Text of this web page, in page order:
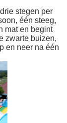
stegen per
één steeg,
mat en begint
zwarte buizen,
en neer na één